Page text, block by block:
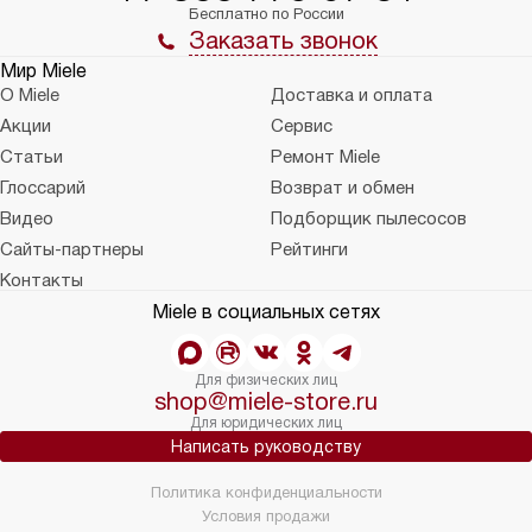
Бесплатно по России
Заказать звонок
Мир Miele
О Miele
Доставка и оплата
Акции
Сервис
Статьи
Ремонт Miele
Глоссарий
Возврат и обмен
Видео
Подборщик пылесосов
Сайты-партнеры
Рейтинги
Контакты
Miele в социальных сетях
Для физических лиц
shop@miele-store.ru
Для юридических лиц
Написать руководству
Политика конфиденциальности
Условия продажи